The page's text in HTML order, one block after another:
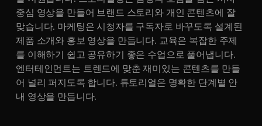
중심 영상을 만들어 브랜드 스토리와 개인 콘텐츠에 잘
맞습니다. 마케팅은 시청자를 구독자로 바꾸도록 설계된
제품 소개와 홍보 영상을 만듭니다. 교육은 복잡한 주제
를 이해하기 쉽고 공유하기 좋은 수업으로 풀어냅니다.
엔터테인먼트는 트렌드에 맞춘 재미있는 콘텐츠를 만들
어 널리 퍼지도록 합니다. 튜토리얼은 명확한 단계별 안
내 영상을 만듭니다.